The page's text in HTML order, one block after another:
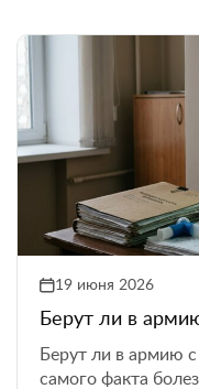
19 июня 2026
Берут ли в
Берут ли в армию
самого факта